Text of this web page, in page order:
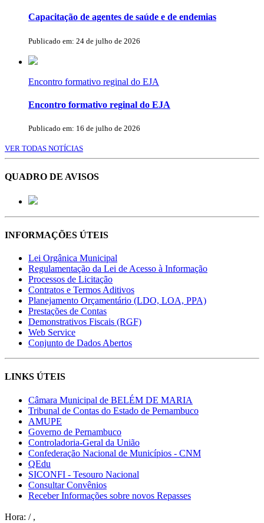
Capacitação de agentes de saúde e de endemias
Publicado em: 24 de julho de 2026
Encontro formativo reginal do EJA
Encontro formativo reginal do EJA
Publicado em: 16 de julho de 2026
VER TODAS NOTÍCIAS
QUADRO DE AVISOS
INFORMAÇÕES ÚTEIS
Lei Orgânica Municipal
Regulamentação da Lei de Acesso à Informação
Processos de Licitação
Contratos e Termos Aditivos
Planejamento Orçamentário (LDO, LOA, PPA)
Prestações de Contas
Demonstrativos Fiscais (RGF)
Web Service
Conjunto de Dados Abertos
LINKS ÚTEIS
Câmara Municipal de BELÉM DE MARIA
Tribunal de Contas do Estado de Pernambuco
AMUPE
Governo de Pernambuco
Controladoria-Geral da União
Confederação Nacional de Municípios - CNM
QEdu
SICONFI - Tesouro Nacional
Consultar Convênios
Receber Informações sobre novos Repasses
Hora: / ,